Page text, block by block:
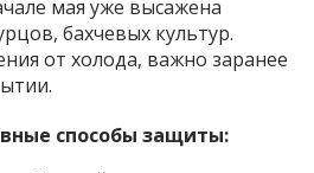
мая уже высажена
бахчевых культур.
от холода, важно заранее
способы защиты: